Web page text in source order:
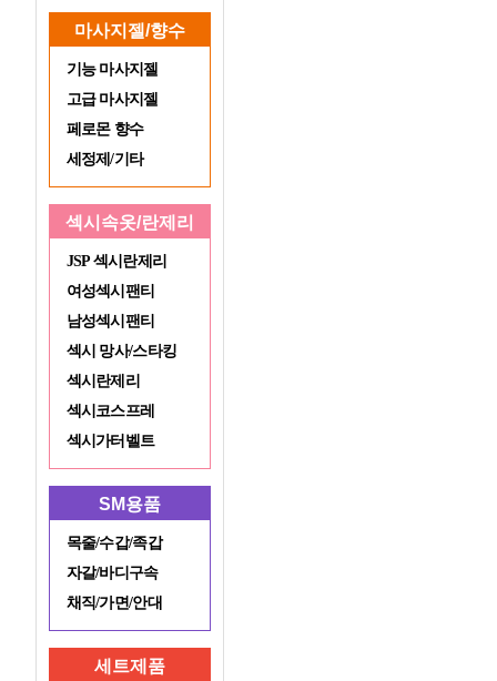
마사지젤/향수
기능 마사지젤
고급 마사지젤
페로몬 향수
세정제/기타
섹시속옷/란제리
JSP 섹시란제리
여성섹시팬티
남성섹시팬티
섹시 망사/스타킹
섹시란제리
섹시코스프레
섹시가터벨트
SM용품
목줄/수갑/족갑
자갈/바디구속
채직/가면/안대
세트제품